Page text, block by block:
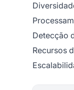
Detecção
Recursos